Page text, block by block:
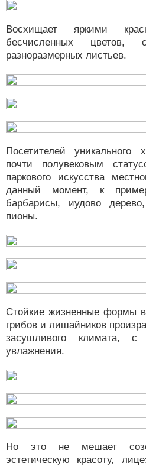
Восхищает яркими
бесчисленных цветов,
разноразмерных листьев.
Посетителей уникального
почти полувековым
паркового искусства
данный момент, к
барбарисы, иудово
пионы.
Стойкие жизненные формы
грибов и лишайников
засушливого климата,
увлажнения.
Но это не мешает
эстетическую красоту,